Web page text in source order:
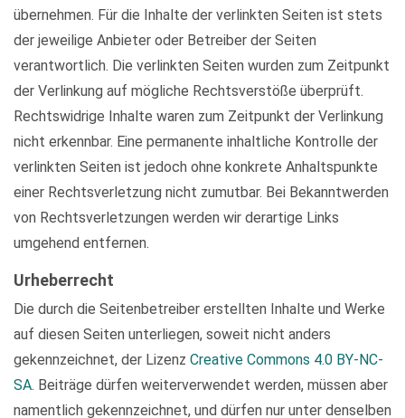
übernehmen. Für die Inhalte der verlinkten Seiten ist stets
der jeweilige Anbieter oder Betreiber der Seiten
verantwortlich. Die verlinkten Seiten wurden zum Zeitpunkt
der Verlinkung auf mögliche Rechtsverstöße überprüft.
Rechtswidrige Inhalte waren zum Zeitpunkt der Verlinkung
nicht erkennbar. Eine permanente inhaltliche Kontrolle der
verlinkten Seiten ist jedoch ohne konkrete Anhaltspunkte
einer Rechtsverletzung nicht zumutbar. Bei Bekanntwerden
von Rechtsverletzungen werden wir derartige Links
umgehend entfernen.
Urheberrecht
Die durch die Seitenbetreiber erstellten Inhalte und Werke
auf diesen Seiten unterliegen, soweit nicht anders
gekennzeichnet, der Lizenz Creative Commons 4.0 BY-NC-
SA. Beiträge dürfen weiterverwendet werden, müssen aber
namentlich gekennzeichnet, und dürfen nur unter denselben